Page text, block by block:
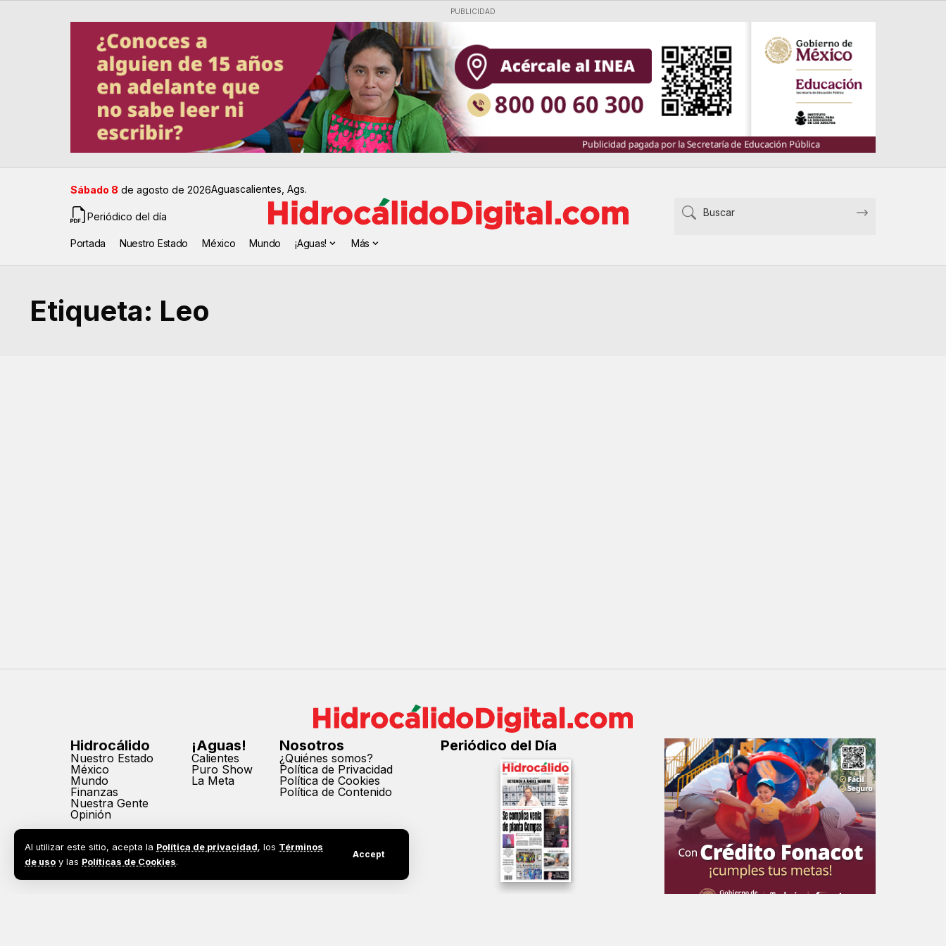
Al utilizar este sitio, acepta la Política de privacidad, los Términos
de uso y las Políticas de Cookies.
Accept
PUBLICIDAD
Sábado 8 de agosto de 2026Aguascalientes, Ags.
Periódico del día
Portada Nuestro Estado México Mundo ¡Aguas! Más
Etiqueta: Leo
Hidrocálido
Nuestro Estado
México
Mundo
Finanzas
Nuestra Gente
Opinión
¡Aguas!
Calientes
Puro Show
La Meta
Nosotros
¿Quiénes somos?
Política de Privacidad
Política de Cookies
Política de Contenido
Periódico del Día